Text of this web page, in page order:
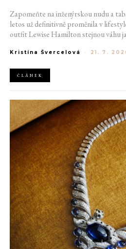
Zapomeňte na inženýrskou nudu a
letos už definitivně proměnila v
outfit Lewise Hamilton stejnou váhu
nové generace influencerů a
ale příslušnost k nejrychlejší fashion
"Racing Core" stala uniforma ulice a
Kristína Švercelová - 21. 7.
ČLÁNEK